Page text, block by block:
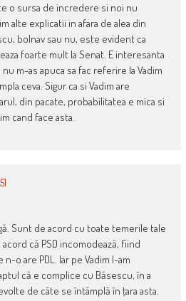
o sursa de incredere si noi nu
alte explicatii in afara de alea din
bolnav sau nu, este evident ca
foarte mult la Senat. E interesanta
m-as apuca sa fac referire la Vadim
ceva. Sigur ca si Vadim are
din pacate, probabilitatea e mica si
cand face asta.
Sunt de acord cu toate temerile tale
că PSD incomodează, fiind
o are PDL. Iar pe Vadim l-am
că e complice cu Băsescu, în a
de câte se întâmplă în ţara asta.